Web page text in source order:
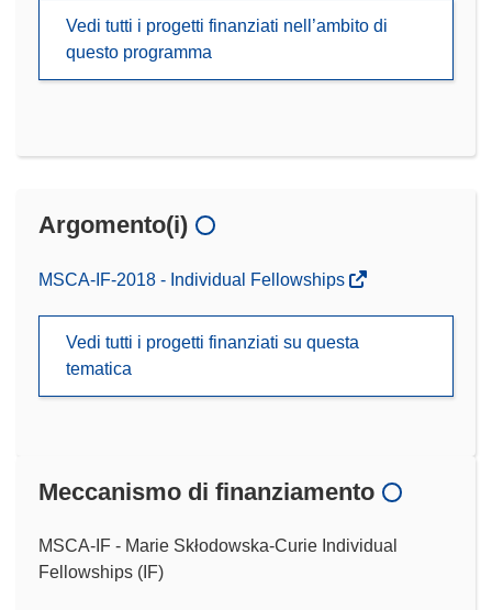
Vedi tutti i progetti finanziati nell’ambito di
questo programma
Argomento(i)
MSCA-IF-2018 - Individual Fellowships
Vedi tutti i progetti finanziati su questa
tematica
Meccanismo di finanziamento
MSCA-IF - Marie Skłodowska-Curie Individual
Fellowships (IF)